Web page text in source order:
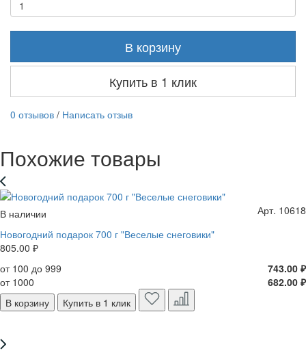
В корзину
Купить в 1 клик
0 отзывов / Написать отзыв
Похожие товары
В наличии
Арт. 10618
Новогодний подарок 700 г "Веселые снеговики"
805.00 ₽
от 100 до 999
743.00 ₽
от 1000
682.00 ₽
В корзину
Купить в 1 клик